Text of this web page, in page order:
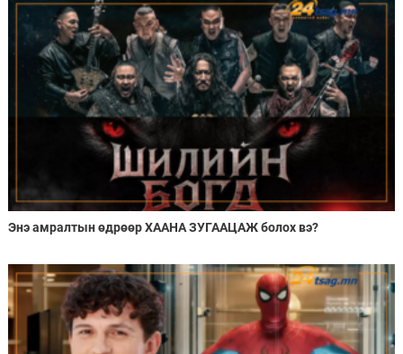
Энэ амралтын өдрөөр ХААНА ЗУГААЦАЖ болох вэ?